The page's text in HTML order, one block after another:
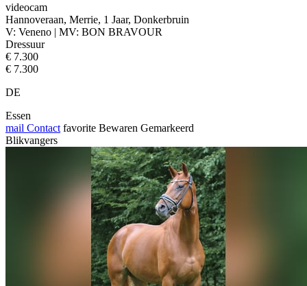
videocam
Hannoveraan, Merrie, 1 Jaar, Donkerbruin
V: Veneno | MV: BON BRAVOUR
Dressuur
€ 7.300
€ 7.300
DE
Essen
mail Contact favorite Bewaren Gemarkeerd
Blikvangers